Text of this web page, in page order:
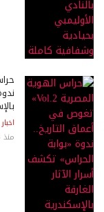
منذ 13 ساعة